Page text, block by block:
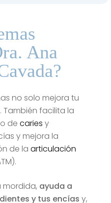
Ana
no solo mejora tu
También facilita la
de caries y
y mejora la
de la articulación
mordida, ayuda a
y tus encías y,